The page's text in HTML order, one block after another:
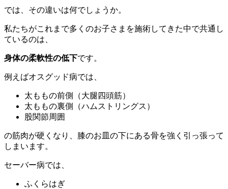
では、その違いは何でしょうか。
私たちがこれまで多くのお子さまを施術してきた中で共通し
ているのは、
身体の柔軟性の低下です。
例えばオスグッド病では、
太ももの前側（大腿四頭筋）
太ももの裏側（ハムストリングス）
股関節周囲
の筋肉が硬くなり、膝のお皿の下にある骨を強く引っ張って
しまいます。
セーバー病では、
ふくらはぎ